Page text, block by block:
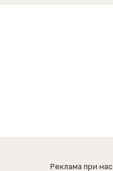
Реклама при нас